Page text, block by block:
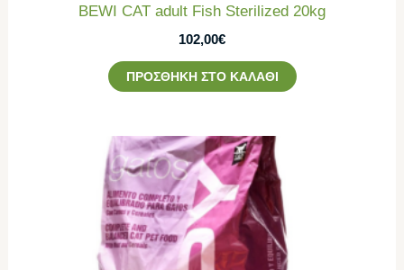
BEWI CAT adult Fish Sterilized 20kg
102,00€
ΠΡΟΣΘΉΚΗ ΣΤΟ ΚΑΛΆΘΙ